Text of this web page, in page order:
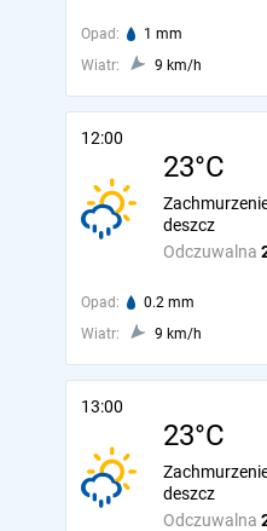
Opad: 1 mm
Wiatr:
9 km/h
12:00
23°C
Odczuwalna
deszcz
Opad: 0.2 mm
Wiatr:
9 km/h
13:00
23°C
Odczuwalna
deszcz